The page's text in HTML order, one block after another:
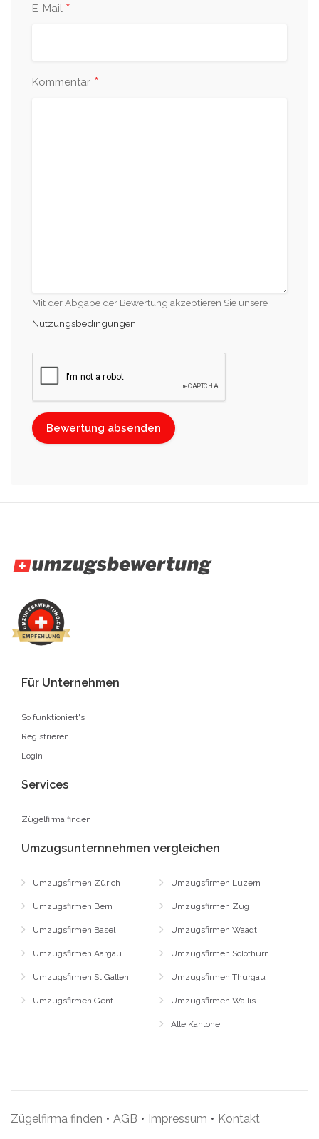
E-Mail *
Kommentar *
Mit der Abgabe der Bewertung akzeptieren Sie unsere
Nutzungsbedingungen
Für Unternehmen
So funktioniert's
Registrieren
Login
Services
Zügelfirma finden
Umzugsunternnehmen vergleichen
Umzugsfirmen Zürich
Umzugsfirmen Bern
Umzugsfirmen Basel
Umzugsfirmen Aargau
Umzugsfirmen St.Gallen
Umzugsfirmen Genf
Umzugsfirmen Luzern
Umzugsfirmen Zug
Umzugsfirmen Waadt
Umzugsfirmen Solothurn
Umzugsfirmen Thurgau
Umzugsfirmen Wallis
Alle Kantone
Zügelfirma finden • AGB • Impressum • Kontakt